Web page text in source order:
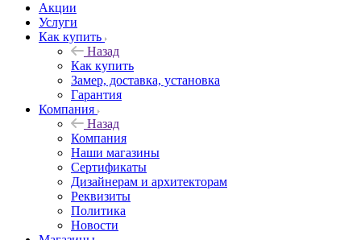
Акции
Услуги
Как купить
Назад
Как купить
Замер, доставка, установка
Гарантия
Компания
Назад
Компания
Наши магазины
Сертификаты
Дизайнерам и архитекторам
Реквизиты
Политика
Новости